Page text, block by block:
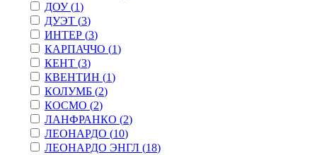
ДОУ (1)
ДУЭТ (3)
ИНТЕР (3)
КАРПАЧЧО (1)
КЕНТ (3)
КВЕНТИН (1)
КОЛУМБ (2)
КОСМО (2)
ЛАНФРАНКО (2)
ЛЕОНАРДО (10)
ЛЕОНАРДО ЭНГЛ (18)